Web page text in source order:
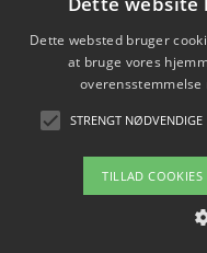
Vi fandt 260
tømrer eller
herunder. I hele
der flere
søgning efter
Dette websted bruger
at bruge vores
STRENGT NØDVENDIGE
TILLAD COOKIES